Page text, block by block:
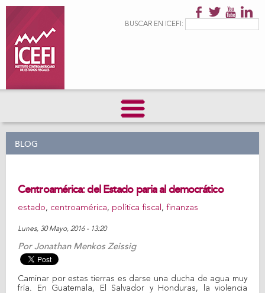
principalFormulario de
BUSCAR EN ICEFI:
BLOG
Centroamérica: del Estado paria al democrático
estado, centroamérica, política fiscal, finanzas
Lunes, 30 Mayo, 2016 - 13:20
PorJonathan Menkos Zeissig
Caminar por estas tierras es darse una ducha de agua muy
fría. En Guatemala, El Salvador y Honduras, la violencia